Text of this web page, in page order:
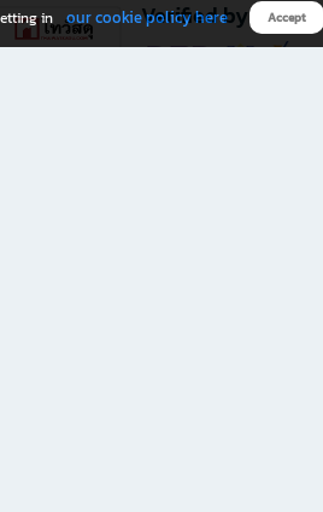
Verified by
in our cookie policy here Accept